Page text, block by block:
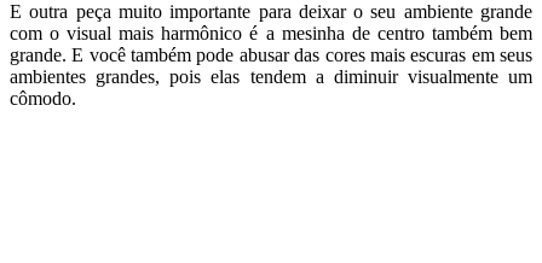
E outra peça muito importante para deixar o seu ambiente grande
com o visual mais harmônico é a mesinha de centro também bem
grande. E você também pode abusar das cores mais escuras em seus
ambientes grandes, pois elas tendem a diminuir visualmente um
cômodo.